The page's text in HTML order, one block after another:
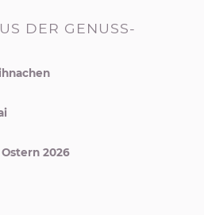
DER GENUSS-
2026